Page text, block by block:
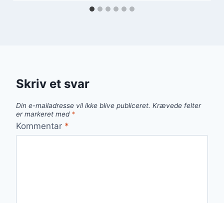
Skriv et svar
Din e-mailadresse vil ikke blive publiceret. Krævede felter
er markeret med *
Kommentar *